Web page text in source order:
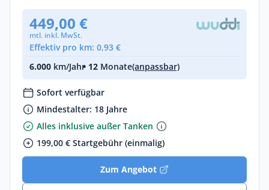
449,00 €
mtl. inkl. MwSt.
Effektiv pro km: 0,93 €
6.000 km/Jahr• 12 Monate(anpassbar)
Sofort verfügbar
Mindestalter: 18 Jahre
Alles inklusive außer Tanken
199,00 € Startgebühr (einmalig)
Zum Angebot